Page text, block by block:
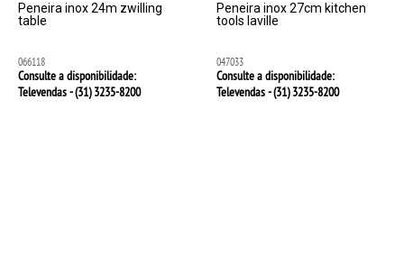
Peneira inox 24m zwilling
table
066118
Consulte a disponibilidade:
Televendas - (31)3235-8200
Peneira inox 27cm kitchen
tools laville
047033
Consulte a disponibilidade:
Televendas - (31)3235-8200